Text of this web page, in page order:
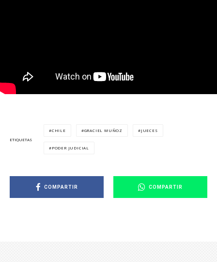
ETIQUETAS
CHILE GRACIEL MUÑOZ JUECES
PODER JUDICIAL
COMPARTIR COMPARTIR